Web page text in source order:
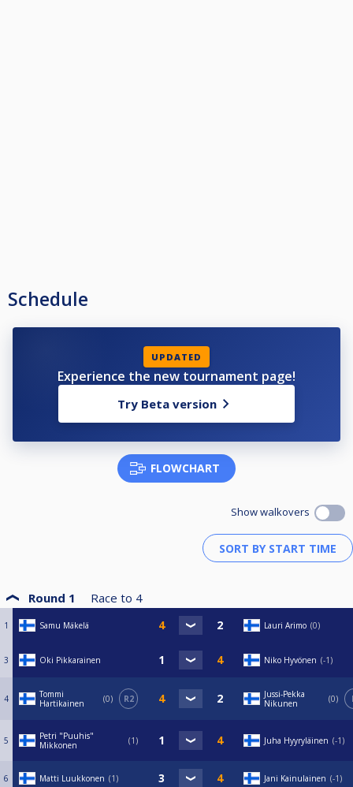
* TERVETULOA VIIKKOKISOIHIN PUHVELI-KLUBILLE*
Schedule
UPDATED
Experience the new tournament page!
Try Beta version
FLOWCHART
Show walkovers
Round 1 Race to 4
1 Samu Mäkelä Lauri Arimo 0
3 Oki Pikkarainen Niko Hyvönen -1
4
Tommi
Hartikainen
0 R2
Jussi-Pekka
Nikunen
0
5
Petri "Puuhis"
Mikkonen
1 Juha Hyyryläinen -1
6 Matti Luukkonen 1 Jani Kainulainen -1